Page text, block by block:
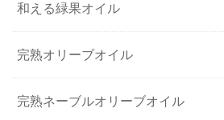
和える緑果オイル
完熟オリーブオイル
完熟ネーブルオリーブオイル